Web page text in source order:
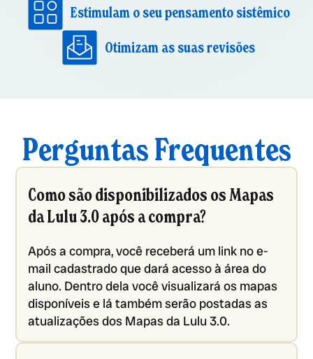
Estimulam o seu pensamento sistêmico
Otimizam as suas revisões
Perguntas Frequentes
Como são disponibilizados os Mapas
da Lulu 3.0 após a compra?
Após a compra, você receberá um link no e-
mail cadastrado que dará acesso à área do
aluno. Dentro dela você visualizará os mapas
disponíveis e lá também serão postadas as
atualizações dos Mapas da Lulu 3.0.